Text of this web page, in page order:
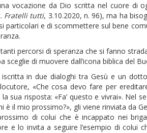
vocazione da Dio scritta nel cuore di
Fratelli tutti, 3.10.2020, n. 96), ma ha
particolari e di scommettere sul bene
percorsi di speranza che si fanno
sceglie di muovere dall’icona biblica del
in due dialoghi tra Gesù e un
«Che cosa devo fare per
sua risposta: «Fa’ questo e vivrai». Nel
è il mio prossimo?», gli viene rinviata da
di colui che è incappato nei
e lo invita a seguire l’esempio di colui